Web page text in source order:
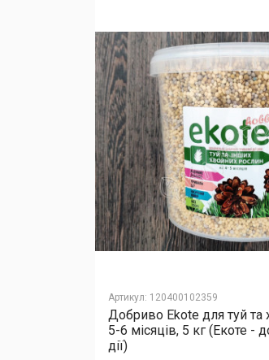
Артикул: 120400102359
Добриво Еkote для туй та
5-6 місяців, 5 кг (Екоте -
дії)